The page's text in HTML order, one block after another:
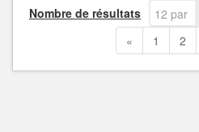
Nombre de résultats
12 par
page
« 1 2